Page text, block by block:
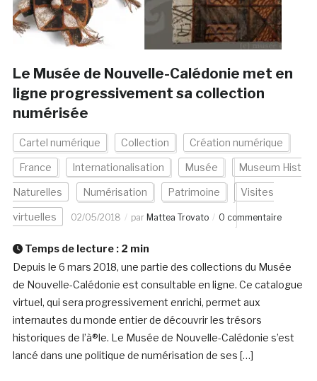
Le Musée de Nouvelle-Calédonie met en
ligne progressivement sa collection
numérisée
Cartel numérique Collection Création numérique
France Internationalisation Musée Museum Hist
Naturelles Numérisation Patrimoine Visites
virtuelles 02/05/2018 par Mattea Trovato 0 commentaire
Temps de lecture : 2 min
Depuis le 6 mars 2018, une partie des collections du Musée
de Nouvelle-Calédonie est consultable en ligne. Ce catalogue
virtuel, qui sera progressivement enrichi, permet aux
internautes du monde entier de découvrir les trésors
historiques de l’à®le. Le Musée de Nouvelle-Calédonie s’est
lancé dans une politique de numérisation de ses […]